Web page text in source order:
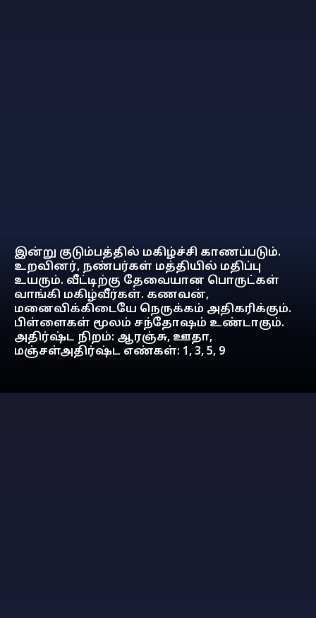
இன்று குடும்பத்தில் மகிழ்ச்சி காணப்படும்.
உறவினர், நண்பர்கள் மத்தியில் மதிப்பு
உயரும். வீட்டிற்கு தேவையான பொருட்கள்
வாங்கி மகிழ்வீர்கள். கணவன்,
மனைவிக்கிடையே நெருக்கம் அதிகரிக்கும்.
பிள்ளைகள் மூலம் சந்தோஷம் உண்டாகும்.
அதிர்ஷ்ட நிறம்: ஆரஞ்சு, ஊதா,
மஞ்சள்அதிர்ஷ்ட எண்கள்: 1, 3, 5, 9